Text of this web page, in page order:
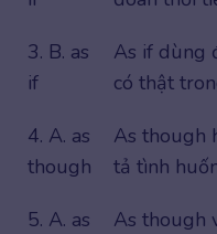
3. B. as
if
As if dùng
có thật
4. A. as
though
As though
tả tình
5. A. as
As though